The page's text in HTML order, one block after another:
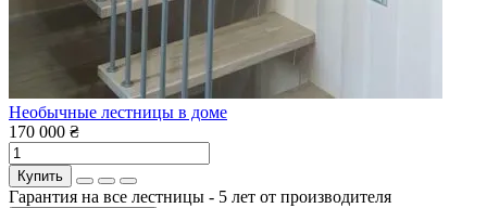
Необычные лестницы в доме
170 000 ₴
Купить
Гарантия на все лестницы - 5 лет от производителя